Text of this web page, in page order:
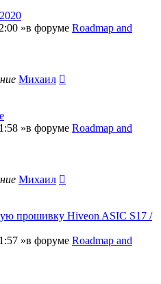
»в форуме Roadmap and
Михаил
»в форуме Roadmap and
Михаил
прошивку Hiveon ASIC S17 /
»в форуме Roadmap and